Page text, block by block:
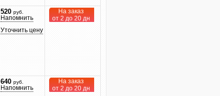
520 руб.
Напомнить
Уточнить цену
На заказ
от 2 до 20 дн
640 руб.
Напомнить
На заказ
от 2 до 20 дн